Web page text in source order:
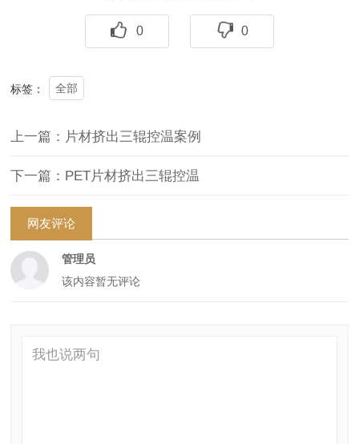
0 0
标签： 全部
上一篇：片材挤出三辊控温案例
下一篇：PET片材挤出三辊控温
网友评论
管理员
该内容暂无评论